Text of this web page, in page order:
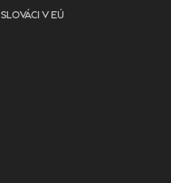
SLOVÁCI V EÚ